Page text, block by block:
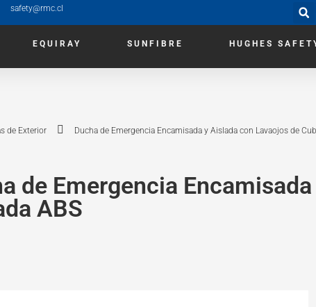
safety@rmc.cl
EQUIRAY SUNFIBRE HUGHES
de Exterior Ducha de Emergencia Encamisada y Aislada con Lavaojos de
de Emergencia
ABS